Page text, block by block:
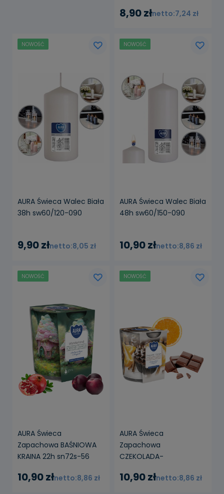
8,90 zł 7,24 zł
AURA Świeca Walec Biała
38h sw60/120-090
9,90 zł 8,05 zł
NOWOŚĆ
AURA Świeca Walec Biała
48h sw60/150-090
10,90 zł 8,86 zł
NOWOŚĆ
AURA Świeca
Zapachowa BAŚNIOWA
KRAINA 22h sn72s-56
10,90 zł 8,86 zł
NOWOŚĆ
AURA Świeca
Zapachowa
CZEKOLADA-
sn72s-54
10,90 zł 8,86 zł
NOWOŚĆ